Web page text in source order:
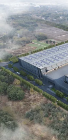
Mapletree
International